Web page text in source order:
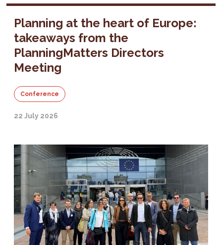
Planning at the heart of Europe:
takeaways from the
PlanningMatters Directors
Meeting
Conference
22 July 2026